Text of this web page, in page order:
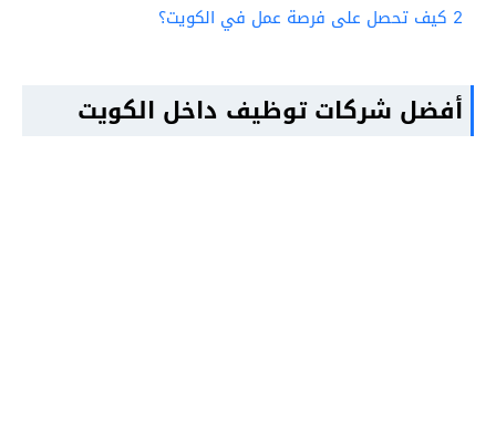
2 كيف تحصل على فرصة عمل في الكويت؟
أفضل شركات توظيف داخل الكويت